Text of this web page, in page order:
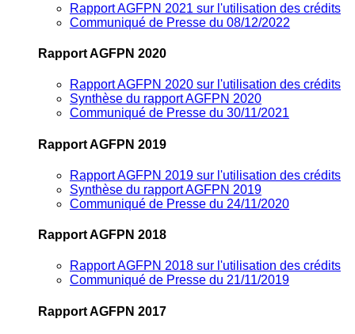
Rapport AGFPN 2021 sur l'utilisation des crédits
Communiqué de Presse du 08/12/2022
Rapport AGFPN 2020
Rapport AGFPN 2020 sur l'utilisation des crédits
Synthèse du rapport AGFPN 2020
Communiqué de Presse du 30/11/2021
Rapport AGFPN 2019
Rapport AGFPN 2019 sur l'utilisation des crédits
Synthèse du rapport AGFPN 2019
Communiqué de Presse du 24/11/2020
Rapport AGFPN 2018
Rapport AGFPN 2018 sur l'utilisation des crédits
Communiqué de Presse du 21/11/2019
Rapport AGFPN 2017